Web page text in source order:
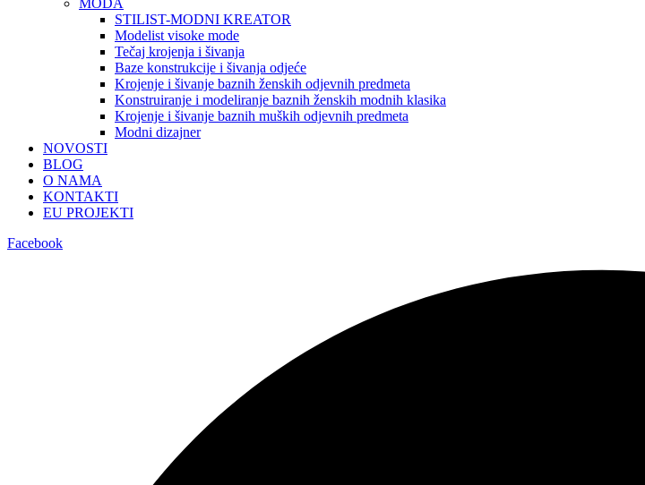
STILIST-MODNI KREATOR
Modelist visoke mode
Tečaj krojenja i šivanja
Baze konstrukcije i šivanja odjeće
Krojenje i šivanje baznih ženskih odjevnih predmeta
Konstruiranje i modeliranje baznih ženskih modnih klasika
Krojenje i šivanje baznih muških odjevnih predmeta
Modni dizajner
NOVOSTI
BLOG
O NAMA
KONTAKTI
EU PROJEKTI
Facebook